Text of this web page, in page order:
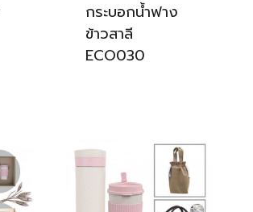
กระบอกน้ำฟาง
ข้าวสาลี
ECO030